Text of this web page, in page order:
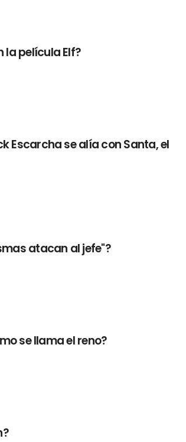
la película Elf?
Escarcha se alía con Santa, el
atacan al jefe"?
se llama el reno?